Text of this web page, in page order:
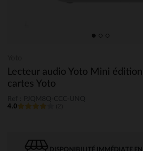
Lecteur audio Yoto Mini
cartes Yoto
4.0
DISPONIBILITÉ IMMÉDIATE